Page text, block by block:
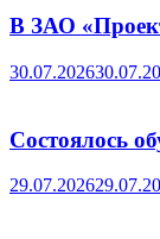
В ЗАО
30.07.2026
Состоялось
29.07.2026